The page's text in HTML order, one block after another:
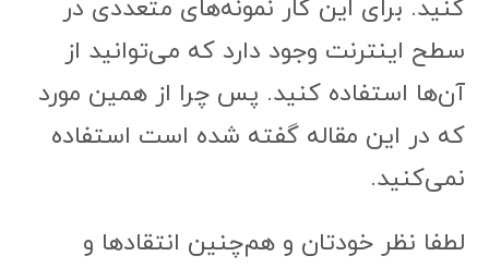
کنید. برای این کار نمونه‌های متعددی در
سطح اینترنت وجود دارد که می‌توانید از
آن‌ها استفاده کنید. پس چرا از همین مورد
که در این مقاله گفته شده است استفاده
نمی‌کنید.
لطفا نظر خودتان و هم‌چنین انتقادها و